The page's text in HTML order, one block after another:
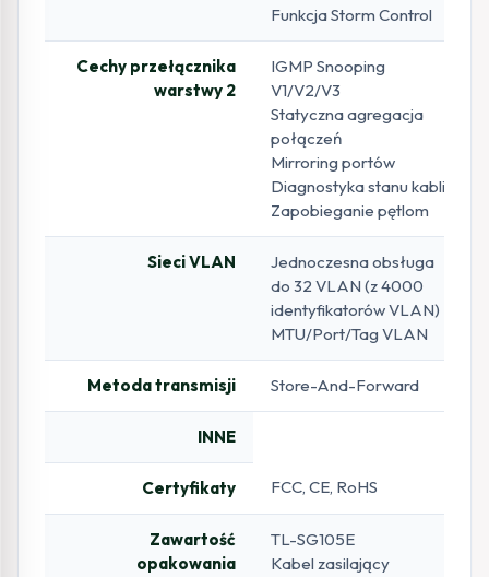
Funkcja Storm Control
Cechy przełącznika
warstwy 2
IGMP Snooping
V1/V2/V3
Statyczna agregacja
połączeń
Mirroring portów
Diagnostyka stanu kabli
Zapobieganie pętlom
Sieci VLAN
Jednoczesna obsługa
do 32 VLAN (z 4000
identyfikatorów VLAN)
MTU/Port/Tag VLAN
Metoda transmisji Store-And-Forward
INNE
Certyfikaty FCC, CE, RoHS
Zawartość
opakowania
TL-SG105E
Kabel zasilający